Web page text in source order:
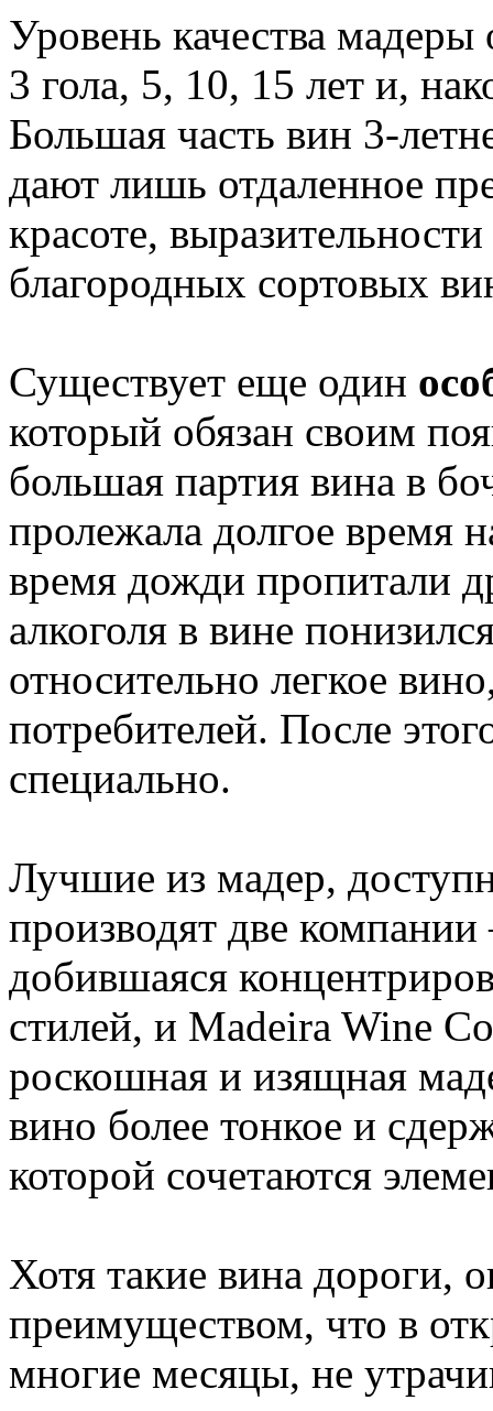
Уровень качества
3 гола, 5, 10, 15 лет и,
Большая часть вин 3-
дают лишь отдаленное
красоте,
благородных сортовых
Существует еще один
который обязан своим
большая партия вина в
пролежала долгое время
время дожди пропитали
алкоголя в вине
относительно легкое
потребителей. После
специально.
Лучшие из мадер,
производят две
добившаяся
стилей, и Madeira Wine
роскошная и изящная
вино более тонкое и
которой сочетаются
Хотя такие вина дороги,
преимуществом, что в
многие месяцы, не